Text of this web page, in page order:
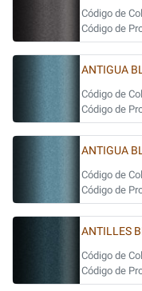
Código de
Código de
ANTIGUA
Código de
Código de
ANTIGUA
Código de
Código de
ANTILLES
Código de
Código de